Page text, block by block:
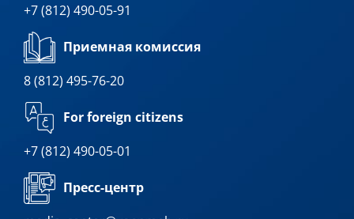
+7 (812) 490-05-91
Приемная комиссия
8 (812) 495-76-20
For foreign citizens
+7 (812) 490-05-01
Пресс-центр